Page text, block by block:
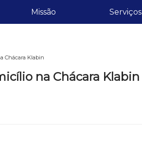
Missão Serviços
Chácara Klabin
na Chácara Klabin